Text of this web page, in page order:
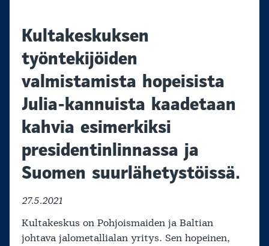
Kultakeskuksen
työntekijöiden
valmistamista hopeisista
Julia-kannuista kaadetaan
kahvia esimerkiksi
presidentinlinnassa ja
Suomen suurlähetystöissä.
27.5.2021
Kultakeskus on Pohjoismaiden ja Baltian
johtava jalometallialan yritys. Sen hopeinen,